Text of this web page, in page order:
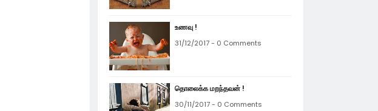
உணவு !
31/12/2017 - 0 Comments
தொலைக்க மறந்தவன் !
30/11/2017 - 0 Comments